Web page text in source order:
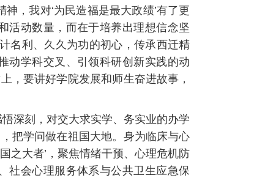
，我对‘为民造福是最大政绩’有了更
活动数量，而在于培养出理想信念坚
名利、久久为功的初心，传承西迁精
动学科交叉、引领科研创新实践的动
，要讲好学院发展和师生奋进故事，
深刻，对交大求实学、务实业的办学
把学问做在祖国大地。身为临床与心
之大者’，聚焦情绪干预、心理危机防
社会心理服务体系与公共卫生应急保